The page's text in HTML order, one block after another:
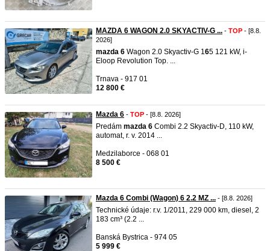
MAZDA 6 WAGON 2.0 SKYACTIV-G ... - TOP - [8.8.
2026]
mazda 6 Wagon 2.0 Skyactiv-G 165 121 kW, i-
Eloop Revolution Top. ...
Trnava - 917 01
12 800 €
Mazda 6 - TOP - [8.8. 2026]
Predám mazda 6 Combi 2.2 Skyactiv-D, 110 kW,
automat, r. v. 2014 ...
Medzilaborce - 068 01
8 500 €
Mazda 6 Combi (Wagon) 6 2.2 MZ ... - [8.8. 2026]
Technické údaje: r.v. 1/2011, 229 000 km, diesel, 2
183 cm³ (2.2 ...
Banská Bystrica - 974 05
5 999 €